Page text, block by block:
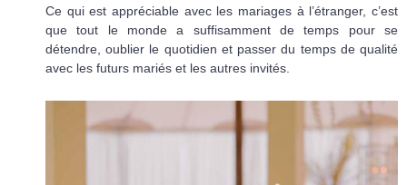
Ce qui est appréciable avec les mariages à l’étranger, c’est
que tout le monde a suffisamment de temps pour se
détendre, oublier le quotidien et passer du temps de qualité
avec les futurs mariés et les autres invités.